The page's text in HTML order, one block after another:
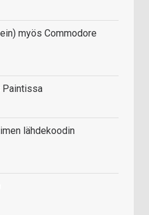
myös Commodore
Paintissa
lähdekoodin